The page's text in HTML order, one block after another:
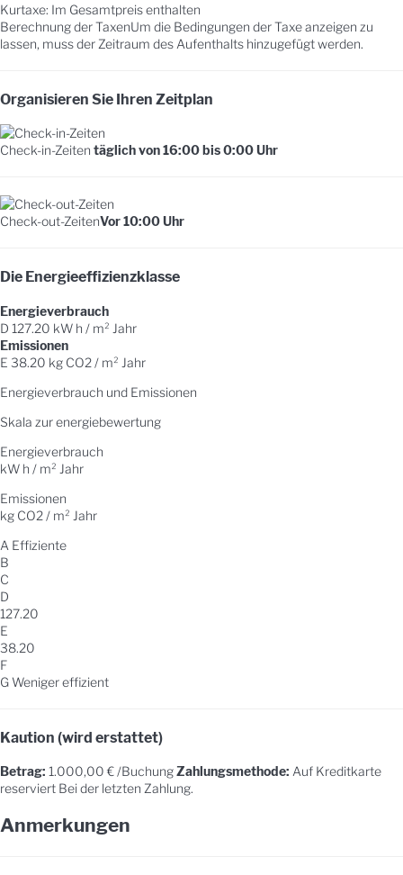
Kurtaxe: Im Gesamtpreis enthalten
Berechnung der TaxenUm die Bedingungen der Taxe anzeigen zu
lassen, muss der Zeitraum des Aufenthalts hinzugefügt werden.
Organisieren Sie Ihren Zeitplan
Check-in-Zeiten täglich von 16:00 bis 0:00 Uhr
Check-out-ZeitenVor 10:00 Uhr
Die Energieeffizienzklasse
Energieverbrauch
D 127.20 kW h / m² Jahr
Emissionen
E 38.20 kg CO2 / m² Jahr
Energieverbrauch und Emissionen
Skala zur energiebewertung
Energieverbrauch
kW h / m² Jahr
Emissionen
kg CO2 / m² Jahr
A Effiziente
B
C
D
127.20
E
38.20
F
G Weniger effizient
Kaution (wird erstattet)
Betrag: 1.000,00 € /BuchungZahlungsmethode: Auf Kreditkarte
reserviert Bei der letzten Zahlung.
Anmerkungen